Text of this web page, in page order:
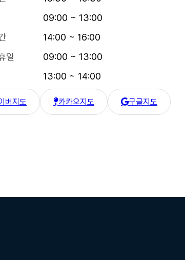
09:00 ~ 13:00
14:00 ~ 16:00
일
09:00 ~ 13:00
13:00 ~ 14:00
버지도
병원 네이버 지도카카오지도
한강수병원 카카오 지도구글지도
한강수병원 구글 지도